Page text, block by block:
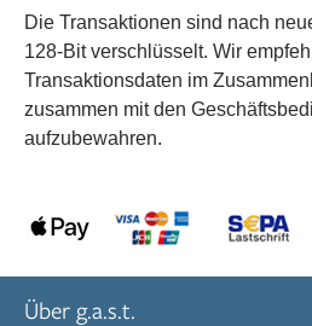
Die Transaktionen sind nach
128-Bit verschlüsselt. Wir
Transaktionsdaten im
zusammen mit den
aufzubewahren.
Über g.a.s.t.